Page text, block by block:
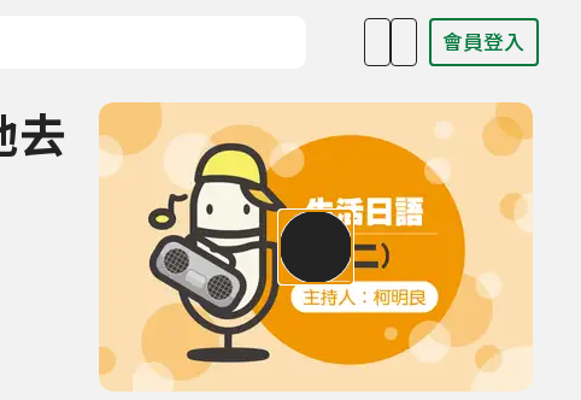
會員登入
去